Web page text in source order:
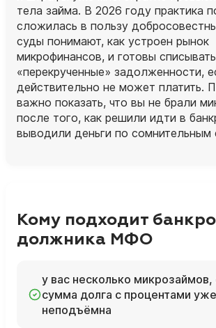
тела займа. В 2026 году практика
сложилась в пользу
суды понимают, как устроен рынок
микрофинансов, и готовы списывать
«перекрученные» задолженности,
действительно не может платить.
важно показать, что вы не брали
после того, как решили идти в
выводили деньги по сомнительным
Кому подходит
должника МФО
у вас несколько
сумма долга с процентами уже
неподъёмна